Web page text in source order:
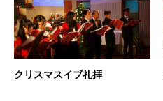
クリスマスイブ礼拝